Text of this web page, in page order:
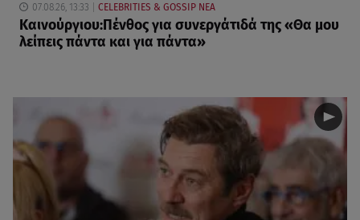
07.08.26, 13:33 CELEBRITIES & GOSSIP ΝΕΑ
Καινούργιου:Πένθος για συνεργάτιδά της «Θα μου
λείπεις πάντα και για πάντα»